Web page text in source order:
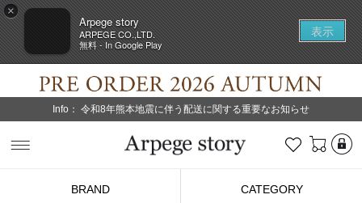
×
Arpege story
ARPEGE CO.,LTD.
無料 - In Google Play
表示
Info： 令和8年熊本地震に伴う配送に関する重要なお知らせ
お気に入り
BRAND CATEGORY